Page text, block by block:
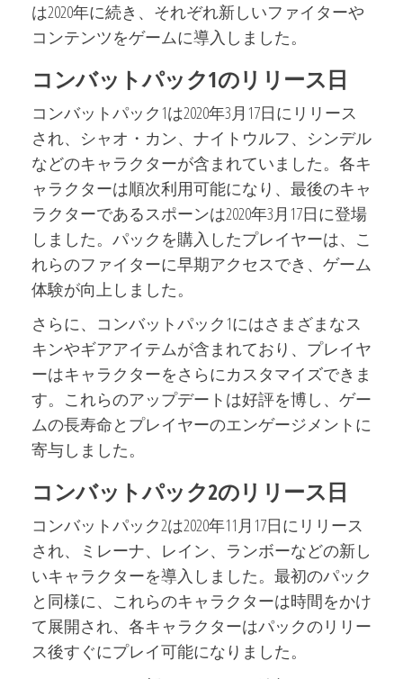
は2020年に続き、それぞれ新しいファイターや
コンテンツをゲームに導入しました。
コンバットパック1のリリース日
コンバットパック1は2020年3月17日にリリース
され、シャオ・カン、ナイトウルフ、シンデル
などのキャラクターが含まれていました。各キ
ャラクターは順次利用可能になり、最後のキャ
ラクターであるスポーンは2020年3月17日に登場
しました。パックを購入したプレイヤーは、こ
れらのファイターに早期アクセスでき、ゲーム
体験が向上しました。
さらに、コンバットパック1にはさまざまなス
キンやギアアイテムが含まれており、プレイヤ
ーはキャラクターをさらにカスタマイズできま
す。これらのアップデートは好評を博し、ゲー
ムの長寿命とプレイヤーのエンゲージメントに
寄与しました。
コンバットパック2のリリース日
コンバットパック2は2020年11月17日にリリース
され、ミレーナ、レイン、ランボーなどの新し
いキャラクターを導入しました。最初のパック
と同様に、これらのキャラクターは時間をかけ
て展開され、各キャラクターはパックのリリー
ス後すぐにプレイ可能になりました。